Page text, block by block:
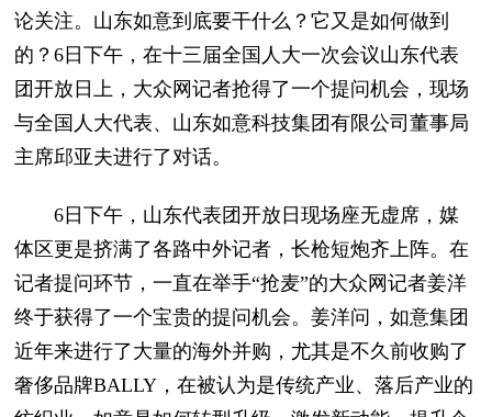
论关注。山东如意到底要干什么？它又是如何做到
的？6日下午，在十三届全国人大一次会议山东代表
团开放日上，大众网记者抢得了一个提问机会，现场
与全国人大代表、山东如意科技集团有限公司董事局
主席邱亚夫进行了对话。
6日下午，山东代表团开放日现场座无虚席，媒
体区更是挤满了各路中外记者，长枪短炮齐上阵。在
记者提问环节，一直在举手“抢麦”的大众网记者姜洋
终于获得了一个宝贵的提问机会。姜洋问，如意集团
近年来进行了大量的海外并购，尤其是不久前收购了
奢侈品牌BALLY，在被认为是传统产业、落后产业的